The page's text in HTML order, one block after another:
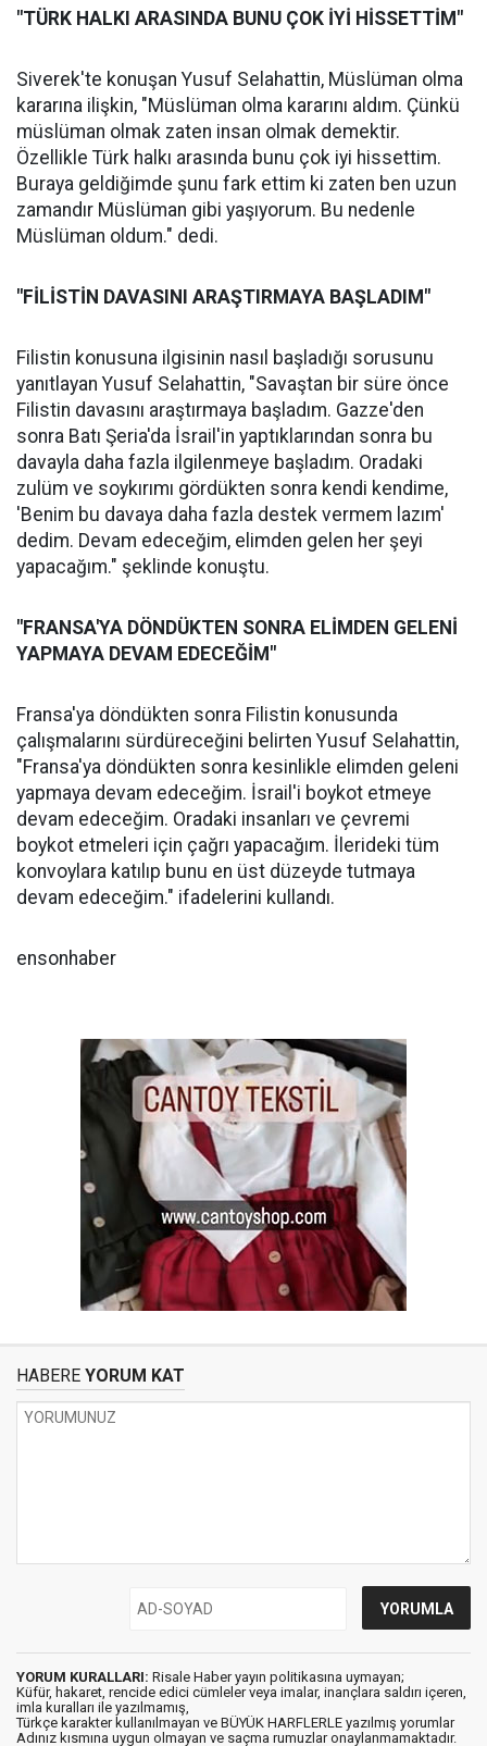
"TÜRK HALKI ARASINDA BUNU ÇOK İYİ HİSSETTİM"
Siverek'te konuşan Yusuf Selahattin, Müslüman olma
kararına ilişkin, "Müslüman olma kararını aldım. Çünkü
müslüman olmak zaten insan olmak demektir.
Özellikle Türk halkı arasında bunu çok iyi hissettim.
Buraya geldiğimde şunu fark ettim ki zaten ben uzun
zamandır Müslüman gibi yaşıyorum. Bu nedenle
Müslüman oldum." dedi.
"FİLİSTİN DAVASINI ARAŞTIRMAYA BAŞLADIM"
Filistin konusuna ilgisinin nasıl başladığı sorusunu
yanıtlayan Yusuf Selahattin, "Savaştan bir süre önce
Filistin davasını araştırmaya başladım. Gazze'den
sonra Batı Şeria'da İsrail'in yaptıklarından sonra bu
davayla daha fazla ilgilenmeye başladım. Oradaki
zulüm ve soykırımı gördükten sonra kendi kendime,
'Benim bu davaya daha fazla destek vermem lazım'
dedim. Devam edeceğim, elimden gelen her şeyi
yapacağım." şeklinde konuştu.
"FRANSA'YA DÖNDÜKTEN SONRA ELİMDEN GELENİ
YAPMAYA DEVAM EDECEĞİM"
Fransa'ya döndükten sonra Filistin konusunda
çalışmalarını sürdüreceğini belirten Yusuf Selahattin,
"Fransa'ya döndükten sonra kesinlikle elimden geleni
yapmaya devam edeceğim. İsrail'i boykot etmeye
devam edeceğim. Oradaki insanları ve çevremi
boykot etmeleri için çağrı yapacağım. İlerideki tüm
konvoylara katılıp bunu en üst düzeyde tutmaya
devam edeceğim." ifadelerini kullandı.
ensonhaber
HABERE YORUM KAT
YORUM KURALLARI: Risale Haber yayın politikasına uymayan;
Küfür, hakaret, rencide edici cümleler veya imalar, inançlara saldırı içeren,
imla kuralları ile yazılmamış,
Türkçe karakter kullanılmayan ve BÜYÜK HARFLERLE yazılmış yorumlar
Adınız kısmına uygun olmayan ve saçma rumuzlar onaylanmamaktadır.